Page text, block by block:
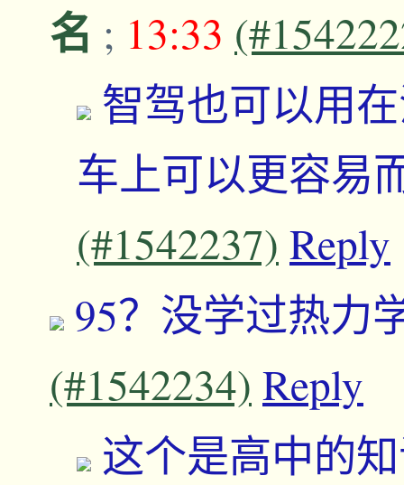
名 ; 13:33
智驾也可以用
车上可以更容易
(#1542237) Reply
95？没学过热力
(#1542234) Reply
这个是高中的